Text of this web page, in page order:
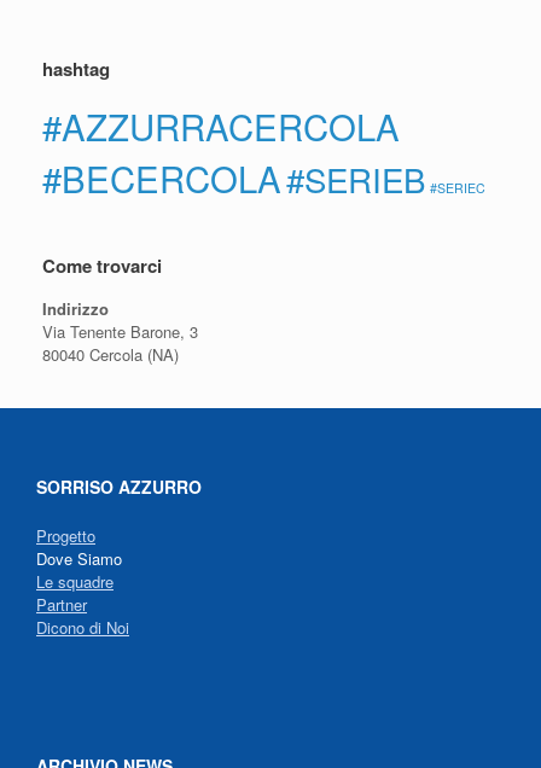
hashtag
#AZZURRACERCOLA
#BECERCOLA#SERIEB #SERIEC
Come trovarci
Indirizzo
Via Tenente Barone, 3
80040 Cercola (NA)
SORRISO AZZURRO
Progetto
Dove Siamo
Le squadre
Partner
Dicono di Noi